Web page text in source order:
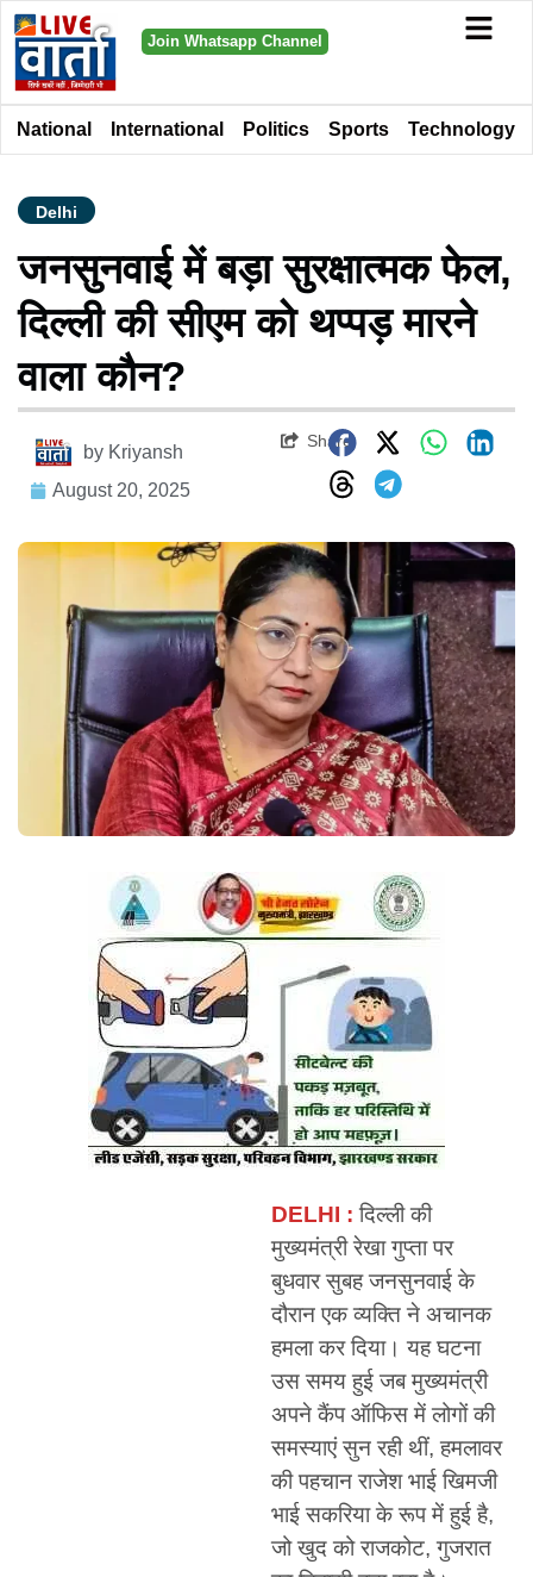
Join Whatsapp Channel
National International Politics Sports Technology
Delhi
जनसुनवाई में बड़ा सुरक्षात्मक फेल,
दिल्ली की सीएम को थप्पड़ मारने
वाला कौन?
by Kriyansh
August 20, 2025
Share
DELHI : दिल्ली की
मुख्यमंत्री रेखा गुप्ता पर
बुधवार सुबह जनसुनवाई के
दौरान एक व्यक्ति ने अचानक
हमला कर दिया। यह घटना
उस समय हुई जब मुख्यमंत्री
अपने कैंप ऑफिस में लोगों की
समस्याएं सुन रही थीं, हमलावर
की पहचान राजेश भाई खिमजी
भाई सकरिया के रूप में हुई है,
जो खुद को राजकोट, गुजरात